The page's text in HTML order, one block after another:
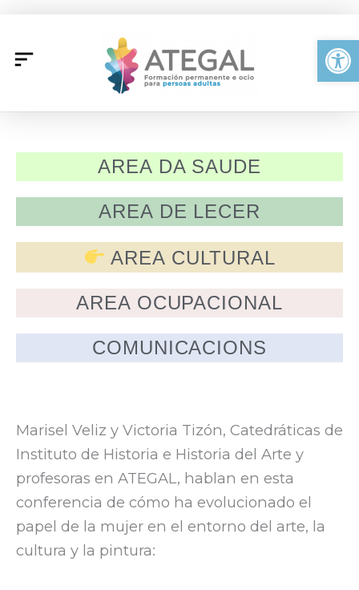
contenido
AREA DA SAUDE
AREA DE LECER
AREA CULTURAL
AREA OCUPACIONAL
COMUNICACIONS
Marisel Veliz y Victoria Tizón, Catedráticas de
Instituto de Historia e Historia del Arte y
profesoras en ATEGAL, hablan en esta
conferencia de cómo ha evolucionado el
papel de la mujer en el entorno del arte, la
cultura y la pintura: